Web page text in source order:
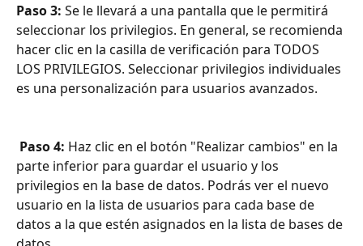
Paso 3: Se le llevará a una pantalla que le permitirá
seleccionar los privilegios. En general, se recomienda
hacer clic en la casilla de verificación para TODOS
LOS PRIVILEGIOS. Seleccionar privilegios individuales
es una personalización para usuarios avanzados.
Paso 4: Haz clic en el botón "Realizar cambios" en la
parte inferior para guardar el usuario y los
privilegios en la base de datos. Podrás ver el nuevo
usuario en la lista de usuarios para cada base de
datos a la que estén asignados en la lista de bases de